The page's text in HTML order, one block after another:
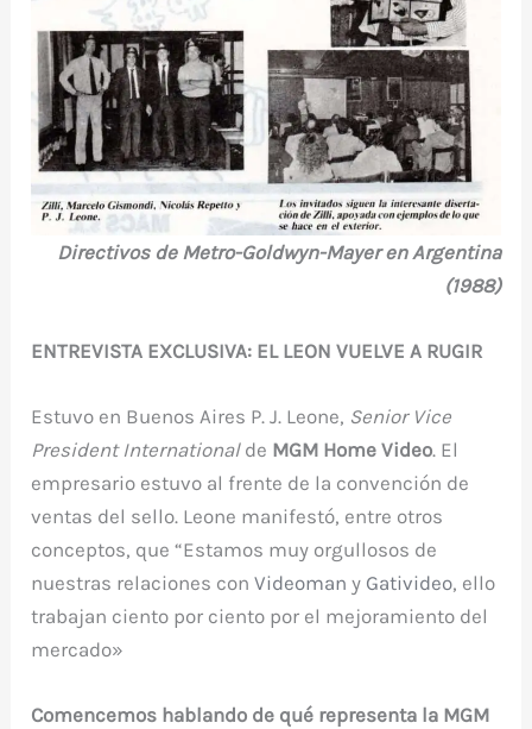
Directivos de Metro-Goldwyn-Mayer en Argentina
(1988)
ENTREVISTA EXCLUSIVA: EL LEON VUELVE A RUGIR
Estuvo en Buenos Aires P. J. Leone, Senior Vice
President Internationalde MGM Home Video. El
empresario estuvo al frente de la convención de
ventas del sello. Leone manifestó, entre otros
conceptos, que “Estamos muy orgullosos de
nuestras relaciones conVideoman y Gativideo, ello
trabajan ciento por ciento por el mejoramiento del
mercado»
Comencemos hablando de qué representa la MGM